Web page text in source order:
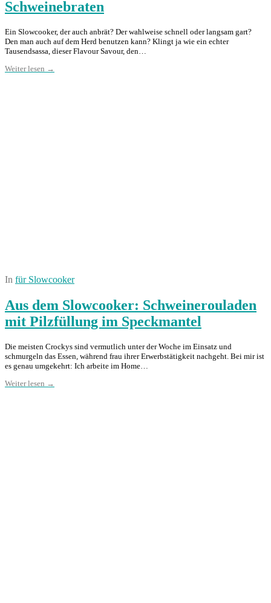
Schweinebraten
Ein Slowcooker, der auch anbrät? Der wahlweise schnell oder langsam gart?
Den man auch auf dem Herd benutzen kann? Klingt ja wie ein echter
Tausendsassa, dieser Flavour Savour, den…
Weiter lesen →
In für Slowcooker
Aus dem Slowcooker: Schweinerouladen
mit Pilzfüllung im Speckmantel
Die meisten Crockys sind vermutlich unter der Woche im Einsatz und
schmurgeln das Essen, während frau ihrer Erwerbstätigkeit nachgeht. Bei mir ist
es genau umgekehrt: Ich arbeite im Home…
Weiter lesen →